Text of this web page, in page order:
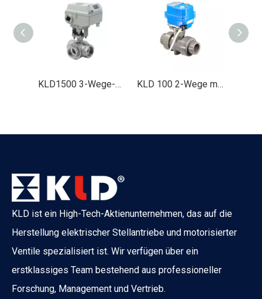
IFAT Vom 4. bis 7. Mai 2026 fand die IFAT München 2026
What Is The Difference between ATO And ATC Valves?
KLD 100 2-Wege motorisierte Kugelventil (Kunststoff, 1/2 'bis 2 ') KLD 100 3-Wege-motorisiertes Kugelventil (Metall, 1/2 'bis 1 ')
KLD ist ein High-Tech-Aktienunternehmen, das auf die
Herstellung elektrischer Stellantriebe und motorisierter
Ventile spezialisiert ist. Wir verfügen über ein
erstklassiges Team bestehend aus professioneller
Forschung, Management und Vertrieb.